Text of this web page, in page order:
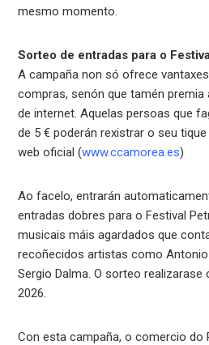
mesmo momento.
Sorteo de entradas para o
A campaña non só ofrece
compras, senón que tamén premia
de internet. Aquelas persoas que
de 5 € poderán rexistrar o seu
web oficial (www.ccamorea.es)
Ao facelo, entrarán
entradas dobres para o Festival
musicais máis agardados que
recoñecidos artistas como
Sergio Dalma. O sorteo realizarase
2026.
Con esta campaña, o comercio do